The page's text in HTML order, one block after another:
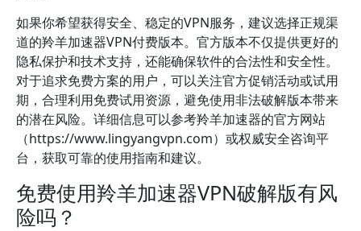
如果你希望获得安全、稳定的VPN服务，建议选择正规渠
道的羚羊加速器VPN付费版本。官方版本不仅提供更好的
隐私保护和技术支持，还能确保软件的合法性和安全性。
对于追求免费方案的用户，可以关注官方促销活动或试用
期，合理利用免费试用资源，避免使用非法破解版本带来
的潜在风险。详细信息可以参考羚羊加速器的官方网站
（https://www.lingyangvpn.com）或权威安全咨询平
台，获取可靠的使用指南和建议。
免费使用羚羊加速器VPN破解版有风
险吗？